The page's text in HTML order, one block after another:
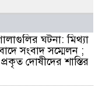
ঘটনা: মিথ্যা
সংবাদ সম্মেলন ;
দোষীদের শাস্তির